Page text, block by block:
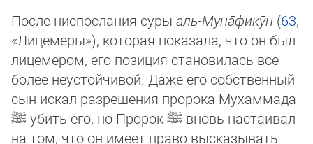
После ниспослания суры аль-Му­на̄­фи­к̣ӯн (63,
«Ли­це­ме­ры»), которая показала, что он был
лицемером, его позиция стано­ви­лась все
более неустойчивой. Даже его собственный
сын искал разрешения пророка Мухаммада
ﷺубить его, но Пророкﷺ вновь настаивал
на том, что он имеет право высказывать